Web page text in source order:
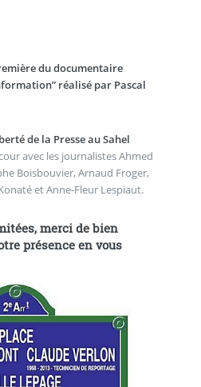
du documentaire
réalisé par Pascal
de la Presse au Sahel
avec les journalistes Ahmed
Boisbouvier, Arnaud Froger,
et Anne-Fleur Lespiaut.
merci de bien
présence en vous